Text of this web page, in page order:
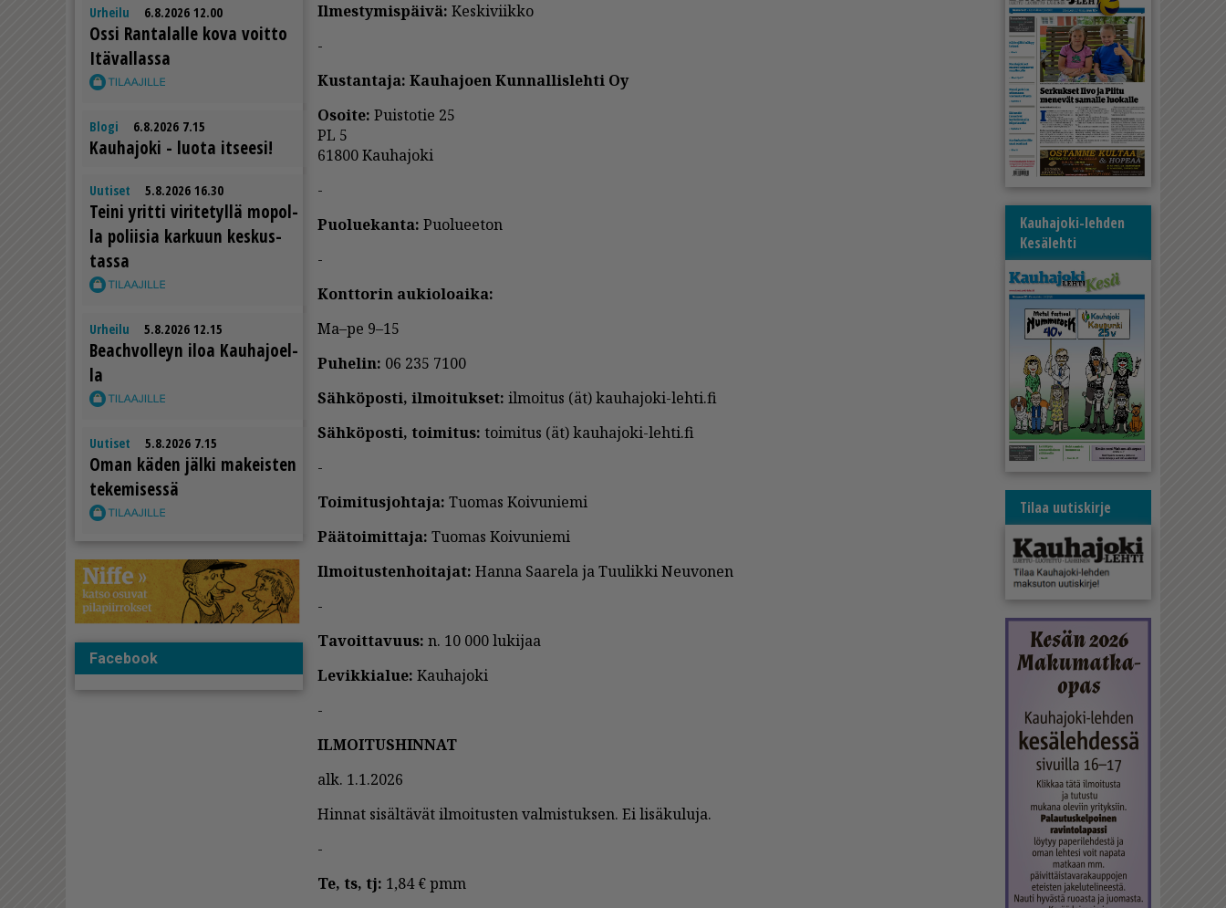
Urheilu 6.8.2026 12.00
Os­si Ran­ta­lal­le kova voit­to
Itä­val­las­sa
Blogi 6.8.2026 7.15
Kau­ha­jo­ki - luo­ta it­see­si!
Uutiset 5.8.2026 16.30
Tei­ni yrit­ti vi­ri­te­tyl­lä mo­pol­
la po­lii­sia kar­kuun kes­kus­
tas­sa
Urheilu 5.8.2026 12.15
Be­ach­vol­leyn iloa Kau­ha­jo­el­
la
Uutiset 5.8.2026 7.15
Oman kä­den jäl­ki ma­keis­ten
te­ke­mi­ses­sä
Facebook
Il­mes­ty­mis­päi­vä: Kes­ki­viik­ko
-
Kus­tan­ta­ja: Kau­ha­jo­en Kun­nal­lis­leh­ti Oy
Osoi­te: Puis­to­tie 25
PL 5
61800 Kau­ha­jo­ki
-
Puo­lu­e­kan­ta: Puo­lu­ee­ton
-
Kont­to­rin au­ki­o­lo­ai­ka:
Ma­­­­–pe 9–15
Pu­he­lin: 06 235 7100
Säh­kö­pos­ti, il­moi­tuk­set: il­moi­tus (ät) kau­ha­jo­ki-leh­ti.fi
Säh­kö­pos­ti, toi­mi­tus: toi­mi­tus (ät) kau­ha­jo­ki-leh­ti.fi
-
Toi­mi­tus­joh­ta­ja: Tuo­mas Koi­vu­nie­mi
Pää­toi­mit­ta­ja: Tuo­mas Koi­vu­nie­mi
Il­moi­tus­ten­hoi­ta­jat: Han­na Saa­re­la ja Tuu­lik­ki Neu­vo­nen
-
Ta­voit­ta­vuus: n. 10 000 lu­ki­jaa
Le­vik­ki­a­lue: Kau­ha­jo­ki
-
IL­MOI­TUS­HIN­NAT
alk. 1.1.2026
Hin­nat si­säl­tä­vät il­moi­tus­ten val­mis­tuk­sen. Ei li­sä­ku­lu­ja.
-
Te, ts, tj: 1,84 € pmm
Kauhajoki-lehden
Kesälehti
Tilaa uutiskirje